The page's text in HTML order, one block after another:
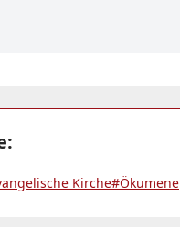
Kirche#Ökumene